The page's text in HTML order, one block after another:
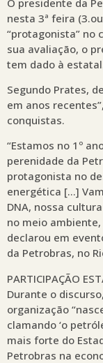
nesta 3ª feira
“protagonista” no
sua avaliação, o
tem dado à
Segundo Prates,
em anos
conquistas.
“Estamos no 1º
perenidade da
protagonista no
energética […]
DNA, nossa
no meio
declarou em
da Petrobras, no
PARTICIPAÇÃO
Durante o
organização
clamando ‘o
mais forte do
Petrobras na